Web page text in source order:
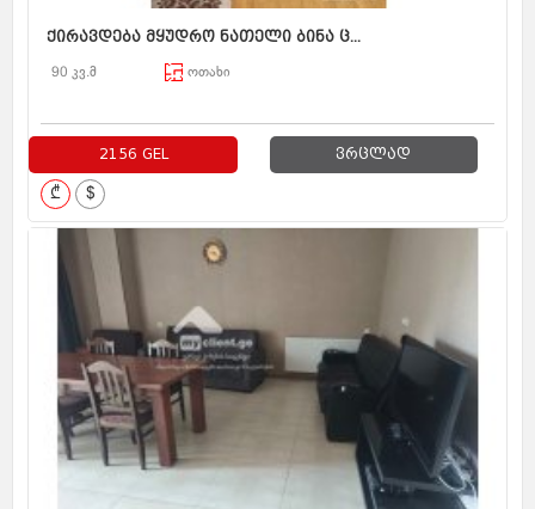
ქირავდება მყუდრო ნათელი ბინა ც...
90 კვ.მ ოთახი
2156 GEL ვრცლად
₾ $